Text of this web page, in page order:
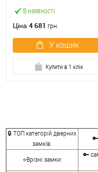
В наявності
Ціна 4 681 грн.
У кошик
Купити в 1 клік
🔒 ТОП категорій дверних
замків:
⭐Врізні замки:
🔑